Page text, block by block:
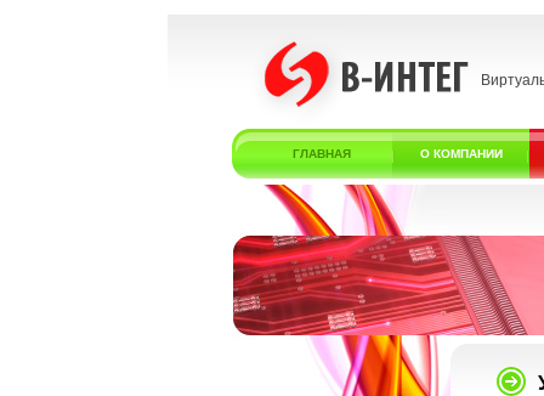
ГЛАВНАЯ О КОМПАНИИ